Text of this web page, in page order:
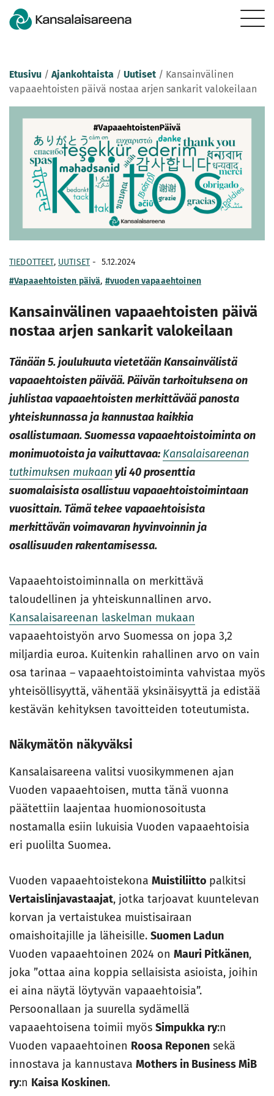
Etusivu / Ajankohtaista / Uutiset / Kansainvälinen
vapaaehtoisten päivä nostaa arjen sankarit valokeilaan
TIEDOTTEET, UUTISET - 5.12.2024
#Vapaaehtoisten päivä, #vuoden vapaaehtoinen
Kansainvälinen vapaaehtoisten päivä
nostaa arjen sankarit valokeilaan
Tänään 5. joulukuuta vietetään Kansainvälistä
vapaaehtoisten päivää. Päivän tarkoituksena on
juhlistaa vapaaehtoisten merkittävää panosta
yhteiskunnassa ja kannustaa kaikkia
osallistumaan. Suomessa vapaaehtoistoiminta on
monimuotoista ja vaikuttavaa: Kansalaisareenan
tutkimuksen mukaanyli 40 prosenttia
suomalaisista osallistuu vapaaehtoistoimintaan
vuosittain. Tämä tekee vapaaehtoisista
merkittävän voimavaran hyvinvoinnin ja
osallisuuden rakentamisessa.
Vapaaehtoistoiminnalla on merkittävä
taloudellinen ja yhteiskunnallinen arvo.
Kansalaisareenan laskelman mukaan
vapaaehtoistyön arvo Suomessa on jopa 3,2
miljardia euroa. Kuitenkin rahallinen arvo on vain
osa tarinaa – vapaaehtoistoiminta vahvistaa myös
yhteisöllisyyttä, vähentää yksinäisyyttä ja edistää
kestävän kehityksen tavoitteiden toteutumista.
Näkymätön näkyväksi
Kansalaisareena valitsi vuosikymmenen ajan
Vuoden vapaaehtoisen, mutta tänä vuonna
päätettiin laajentaa huomionosoitusta
nostamalla esiin lukuisia Vuoden vapaaehtoisia
eri puolilta Suomea.
Vuoden vapaaehtoistekona Muistiliitto palkitsi
Vertaislinjavastaajat, jotka tarjoavat kuuntelevan
korvan ja vertaistukea muistisairaan
omaishoitajille ja läheisille. Suomen Ladun
Vuoden vapaaehtoinen 2024 on Mauri Pitkänen,
joka ”ottaa aina koppia sellaisista asioista, joihin
ei aina näytä löytyvän vapaaehtoisia”.
Persoonallaan ja suurella sydämellä
vapaaehtoisena toimii myös Simpukka ry:n
Vuoden vapaaehtoinen Roosa Reponen sekä
innostava ja kannustava Mothers in Business MiB
ry:n Kaisa Koskinen.